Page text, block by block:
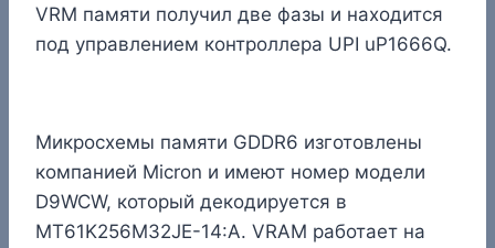
VRM памяти получил две фазы и находится
под управлением контроллера UPI uP1666Q.
Микросхемы памяти GDDR6 изготовлены
компанией Micron и имеют номер модели
D9WCW, который декодируется в
MT61K256M32JE-14:A. VRAM работает на